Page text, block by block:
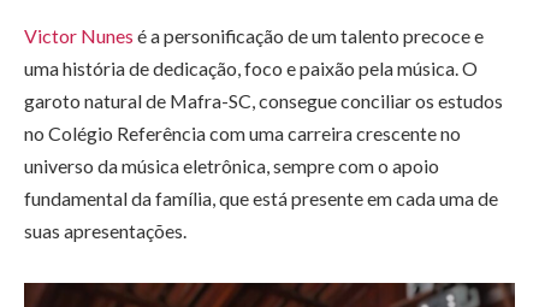
Victor Nunes é a personificação de um talento precoce e
uma história de dedicação, foco e paixão pela música. O
garoto natural de Mafra-SC, consegue conciliar os estudos
no Colégio Referência com uma carreira crescente no
universo da música eletrônica, sempre com o apoio
fundamental da família, que está presente em cada uma de
suas apresentações.